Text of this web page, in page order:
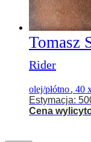
Tomasz
Rider
olej/płótno, 40
Estymacja:
Cena